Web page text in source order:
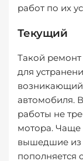
работ по их
Текущий
Такой ремонт
для
возникающий
автомобиля.
работы не
мотора. Чаще
вышедшие из
пополняется